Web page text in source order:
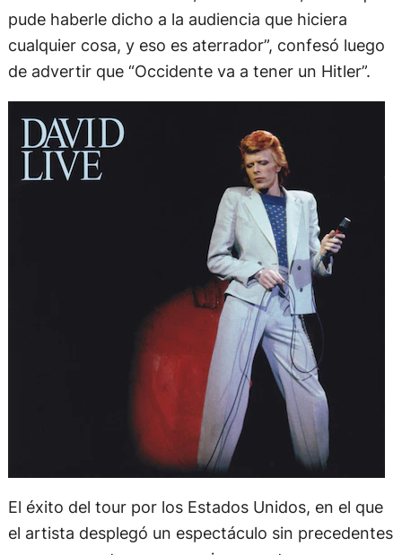
pude haberle dicho a la audiencia que hiciera
cualquier cosa, y eso es aterrador”, confesó luego
de advertir que “Occidente va a tener un Hitler”.
El éxito del tour por los Estados Unidos, en el que
el artista desplegó un espectáculo sin precedentes